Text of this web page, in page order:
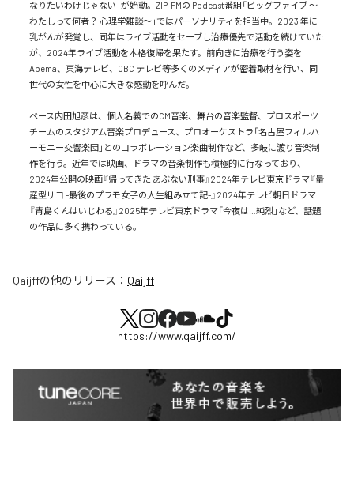
なりたいわけじゃない」が始動。ZIP-FMの Podcast番組「ビッグファイブ 〜
わたしって何者？ 心理学雑談〜」ではパーソナリティを担当中。2023 年に
乳がんが発覚し、同年はライブ活動をセーブし治療優先で活動を続けていた
が、2024年ライブ活動を本格復帰を果たす。前向きに治療を行う姿を
Abema、東海テレビ、CBC テレビ等多くのメディアが密着取材を行い、同
世代の女性を中心に大きな感動を呼んだ。
ベース内田旭彦は、個人名義でのCM音楽、舞台の音楽監督、プロスポーツ
チームのスタジアム音楽プロデュース、プロオーケストラ「名古屋フィルハ
ーモニー交響楽団」とのコラボレーション楽曲制作など、多岐に渡り音楽制
作を行う。近年では映画、ドラマの音楽制作も積極的に行なっており、
2024年公開の映画『帰ってきた あぶない刑事』2024年テレビ東京ドラマ『量
産型リコ -最後のプラモ女子の人生組み立て記-』2024年テレビ朝日ドラマ
『青島くんはいじわる』2025年テレビ東京ドラマ「今夜は…純烈」など、話題
の作品に多く携わっている。
Qaijffの他のリリース： Qaijff
https://www.qaijff.com/